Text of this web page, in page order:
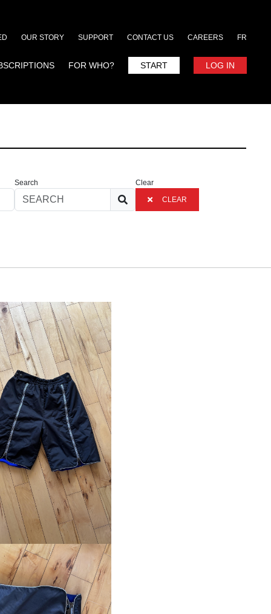
OUR STORY SUPPORT CONTACT US CAREERS FR
FOR WHO? START LOG IN
Search
Clear
CLEAR